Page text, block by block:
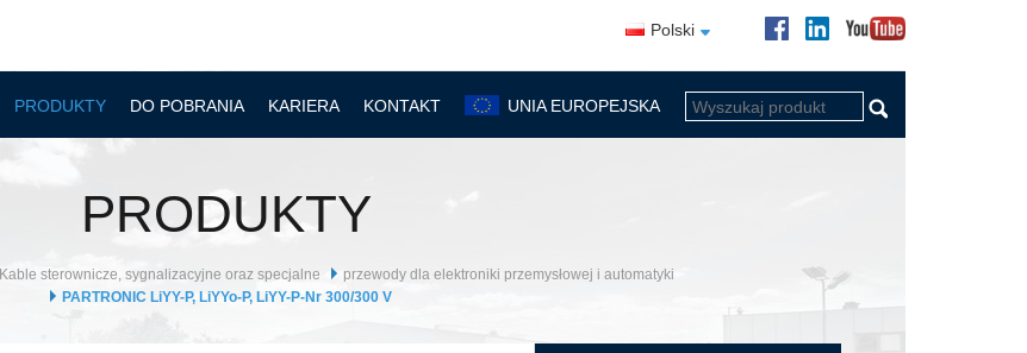
Polski
PRODUKTY DO POBRANIA KARIERA KONTAKT UNIA EUROPEJSKA
PRODUKTY
Kable sterownicze, sygnalizacyjne oraz specjalne
przewody dla elektroniki przemysłowej i automatyki
PARTRONIC LiYY-P, LiYYo-P, LiYY-P-Nr 300/300 V